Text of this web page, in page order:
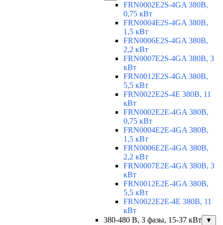
FRN0002E2S-4GA 380В,
0,75 кВт
FRN0004E2S-4GA 380В,
1,5 кВт
FRN0006E2S-4GA 380В,
2,2 кВт
FRN0007E2S-4GA 380В, 3
кВт
FRN0012E2S-4GA 380В,
5,5 кВт
FRN0022E2S-4E 380В, 11
кВт
FRN0002E2E-4GA 380В,
0,75 кВт
FRN0004E2E-4GA 380В,
1,5 кВт
FRN0006E2E-4GA 380В,
2,2 кВт
FRN0007E2E-4GA 380В, 3
кВт
FRN0012E2E-4GA 380В,
5,5 кВт
FRN0022E2E-4E 380В, 11
кВт
380-480 В, 3 фазы, 15-37 кВт
▼